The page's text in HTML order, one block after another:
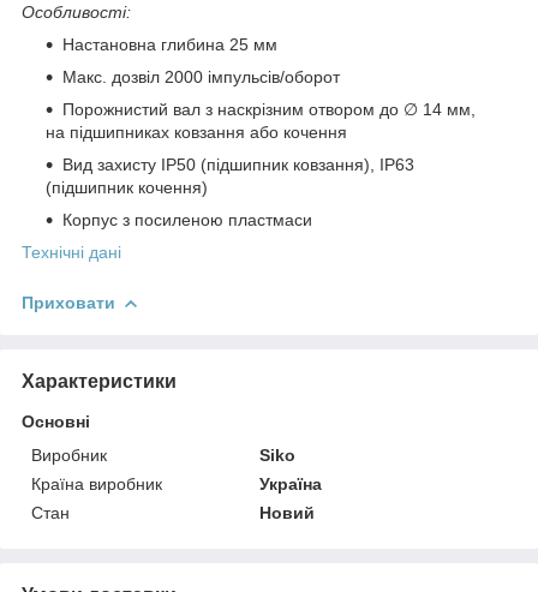
Особливості:
Настановна глибина 25 мм
Макс. дозвіл 2000 імпульсів/оборот
Порожнистий вал з наскрізним отвором до ∅ 14 мм,
на підшипниках ковзання або кочення
Вид захисту IP50 (підшипник ковзання), IP63
(підшипник кочення)
Корпус з посиленою пластмаси
Технічні дані
Приховати
Характеристики
Основні
Виробник
Siko
Країна виробник
Україна
Стан
Новий